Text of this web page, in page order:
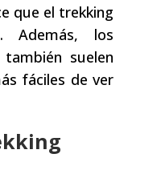
que el trekking
Además, los
suelen
fáciles de ver